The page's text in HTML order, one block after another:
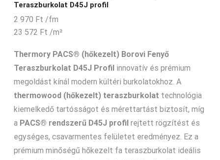
Teraszburkolat D45J profil
2 970 Ft /fm
23 572 Ft /m²
Thermory PACS® (hőkezelt) Borovi Fenyő
Teraszburkolat D45J Profil innovatív és prémium
megoldást kínál modern kültéri burkolatokhoz. A
thermowood (hőkezelt) teraszburkolat technológia
kiemelkedő tartósságot és mérettartást biztosít, míg
a PACS® rendszerű D45J profil rejtett rögzítést és
egységes, csavarmentes felületet eredményez. Ez a
prémium minőségű hőkezelt fa teraszburkolat ideális